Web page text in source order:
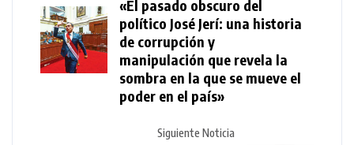
«El pasado obscuro del
político José Jerí: una historia
de corrupción y
manipulación que revela la
sombra en la que se mueve el
poder en el país»
Siguiente Noticia